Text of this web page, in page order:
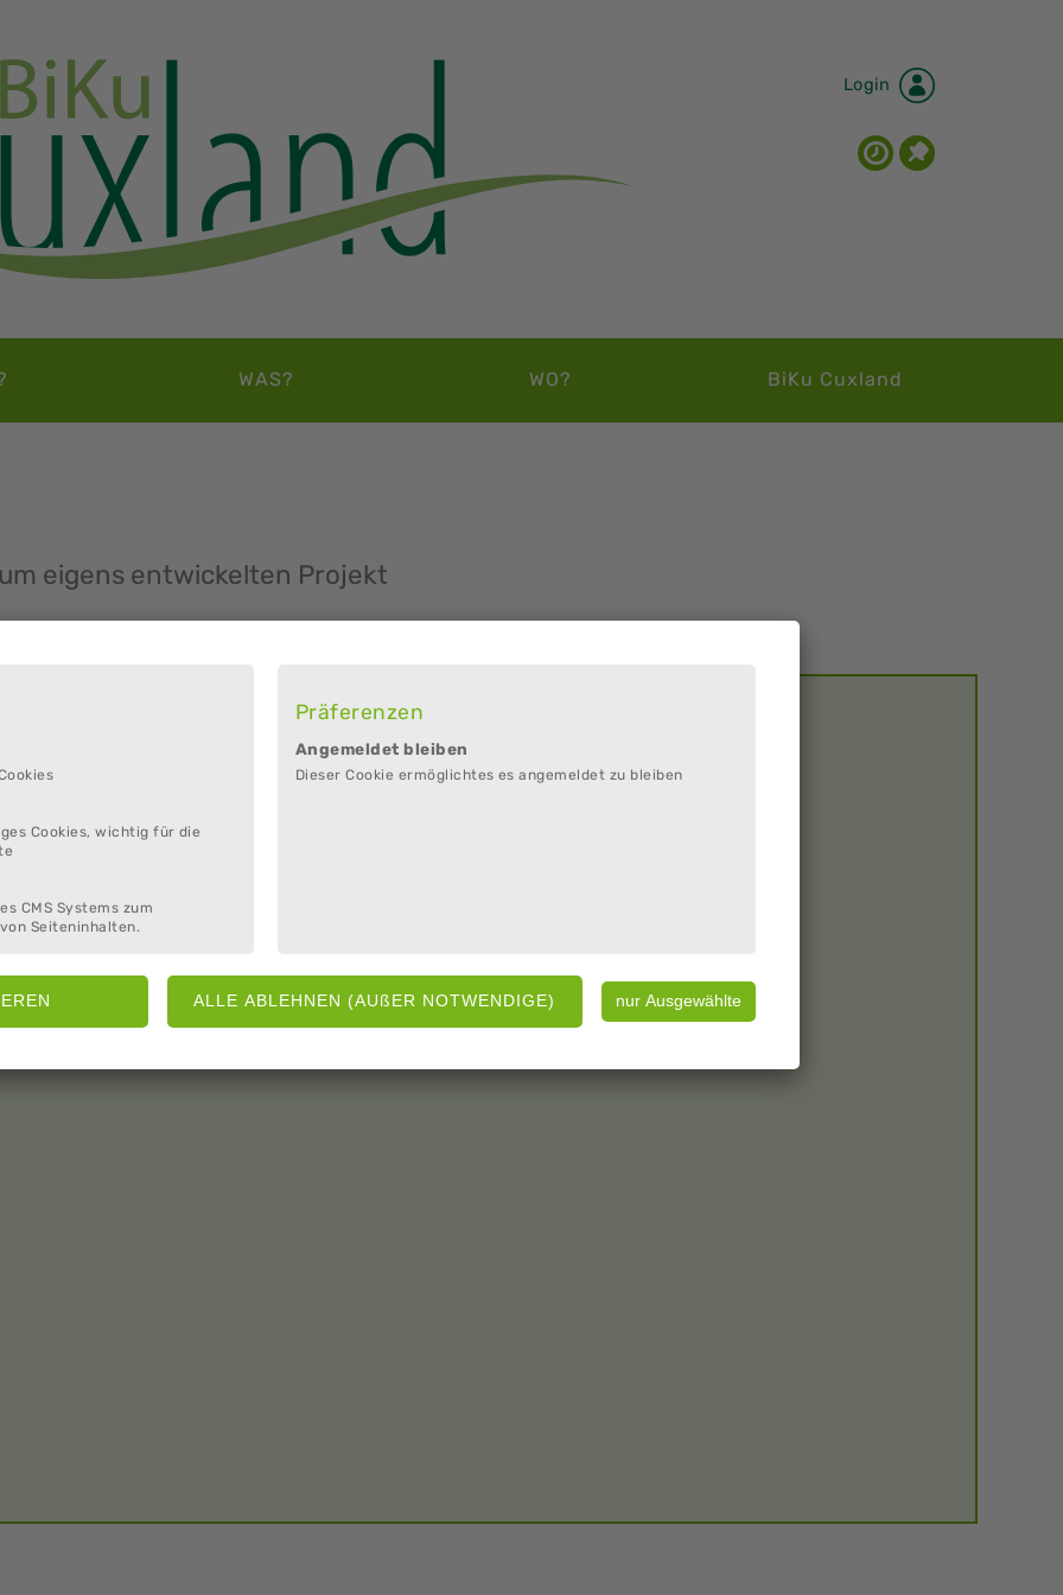
Cookies, wichtig für die
CMS Systems zum
Seiteninhalten.
Präferenzen
Angemeldet bleiben
Dieser Cookie ermöglichtes es angemeldet zu bleiben
WAS? WO? BiKu Cuxland
Login
eigens entwickelten Projekt
gewollt ist.
kooperationen